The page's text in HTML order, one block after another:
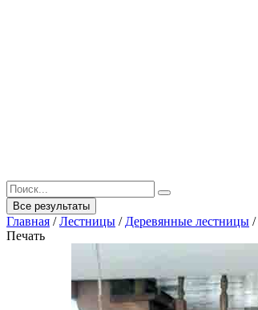
Все результаты
Главная /Лестницы / Деревянные лестницы /
Печать